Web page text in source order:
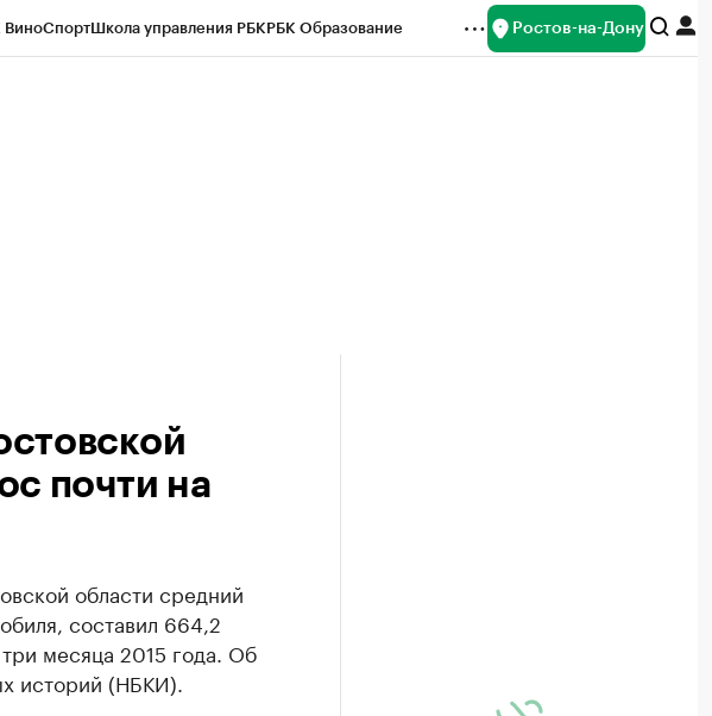
ВиноСпортШкола управления РБКРБК Образование Ростов-на-Дону
почти на
области средний
составил 664,2
месяца 2015 года. Об
историй (НБКИ).